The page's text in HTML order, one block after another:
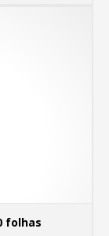
folhas